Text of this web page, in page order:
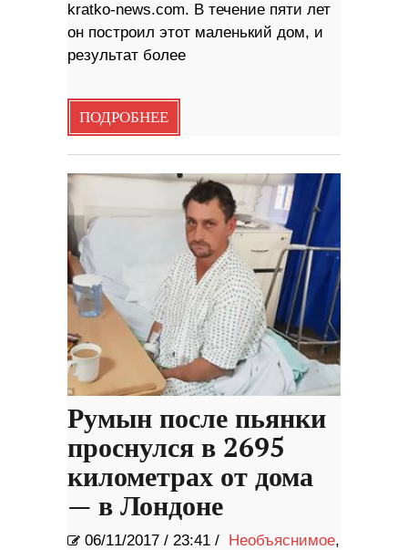
kratko-news.com. В течение пяти лет
он построил этот маленький дом, и
результат более
ПОДРОБНЕЕ
Румын после пьянки
проснулся в 2695
километрах от дома
— в Лондоне
06/11/2017 / 23:41 / Необъяснимое,